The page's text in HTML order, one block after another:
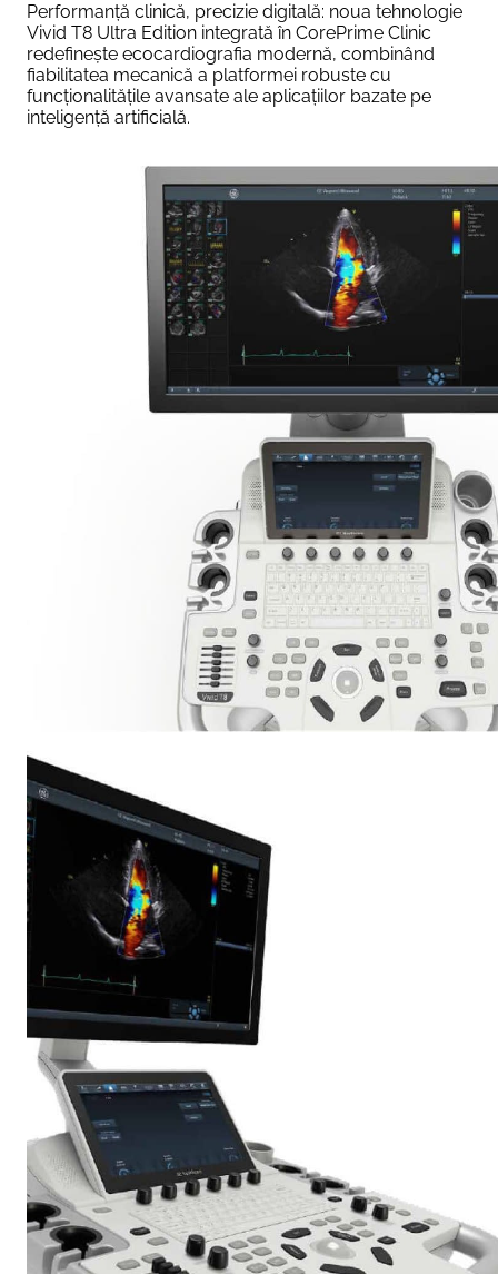
Performanță clinică, precizie digitală: noua tehnologie
Vivid T8 Ultra Edition integrată în CorePrime Clinic
redefinește ecocardiografia modernă, combinând
fiabilitatea mecanică a platformei robuste cu
funcționalitățile avansate ale aplicațiilor bazate pe
inteligență artificială.